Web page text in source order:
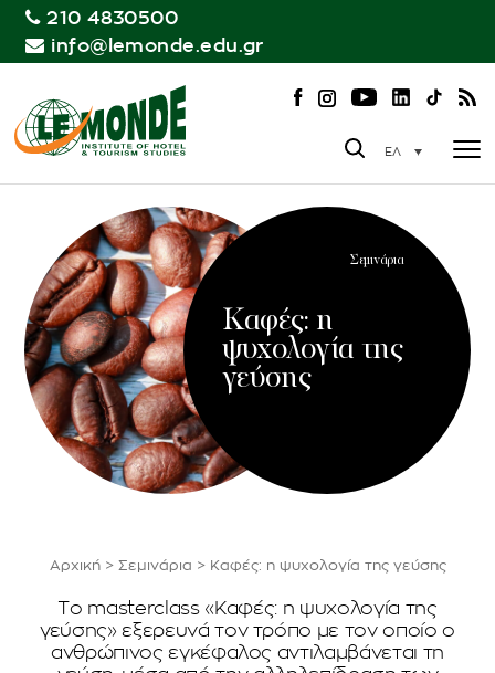
210 4830500
info@lemonde.edu.gr
ΕΛ
Σεμινάρια
Καφές: η
ψυχολογία της
γεύσης
Αρχική> Σεμινάρια > Καφές: η ψυχολογία της γεύσης
Το masterclass «Καφές: η ψυχολογία της
γεύσης» εξερευνά τον τρόπο με τον οποίο ο
ανθρώπινος εγκέφαλος αντιλαμβάνεται τη